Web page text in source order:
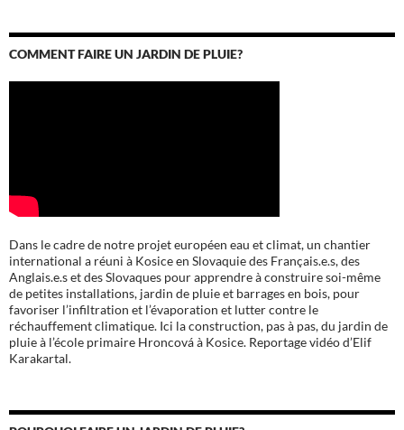
COMMENT FAIRE UN JARDIN DE PLUIE?
Dans le cadre de notre projet européen eau et climat, un chantier
international a réuni à Kosice en Slovaquie des Français.e.s, des
Anglais.e.s et des Slovaques pour apprendre à construire soi-même
de petites installations, jardin de pluie et barrages en bois, pour
favoriser l’infiltration et l’évaporation et lutter contre le
réchauffement climatique. Ici la construction, pas à pas, du jardin de
pluie à l’école primaire Hroncová à Kosice. Reportage vidéo d’Elif
Karakartal.